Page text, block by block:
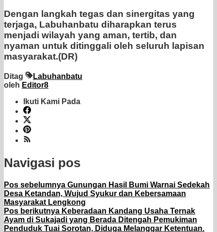
Dengan langkah tegas dan sinergitas yang
terjaga, Labuhanbatu diharapkan terus
menjadi wilayah yang aman, tertib, dan
nyaman untuk ditinggali oleh seluruh lapisan
masyarakat.(DR)
Ditag
Labuhanbatu
oleh Editor8
Ikuti Kami Pada
Navigasi pos
Pos sebelumnya Gunungan Hasil Bumi Warnai Sedekah
Desa Ketandan, Wujud Syukur dan Kebersamaan
Masyarakat Lengkong
Pos berikutnya Keberadaan Kandang Usaha Ternak
Ayam di Sukajadi yang Berada Ditengah Pemukiman
Penduduk Tuai Sorotan, Diduga Melanggar Ketentuan.